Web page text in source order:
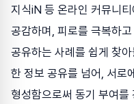
지식iN 등 온라인 커뮤니
공감하며, 피로를 극복하
공유하는 사례를 쉽게 찾
한 정보 공유를 넘어, 서로
형성함으로써 동기 부여를